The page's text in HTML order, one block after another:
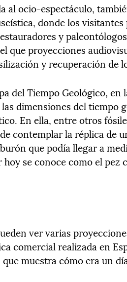
al ocio-espectáculo,
donde los visitantes
y
que proyecciones
y recuperación de
del Tiempo Geológico, en
dimensiones del tiempo
En ella, entre otros
contemplar la réplica de
que podía llegar a
se conoce como el pez
ver varias
comercial realizada en
muestra cómo era un